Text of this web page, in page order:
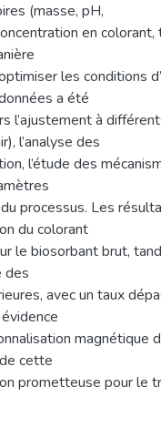
(masse, pH,
en
les conditions
a été
l’ajustement à
l’analyse des
l’étude des
processus. Les
du colorant
le biosorbant brut,
des
avec un taux
magnétique
cette
prometteuse pour le